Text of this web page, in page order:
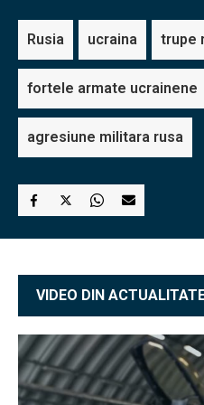
Rusia ucraina trupe
fortele armate ucrainene
agresiune militara rusa
VIDEO DIN